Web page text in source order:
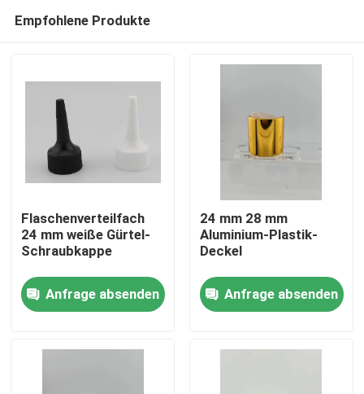
Empfohlene Produkte
Flaschenverteilfach
24 mm weiße Gürtel-
Schraubkappe
Anfrage absenden
24 mm 28 mm
Aluminium-Plastik-
Deckel
Anfrage absenden